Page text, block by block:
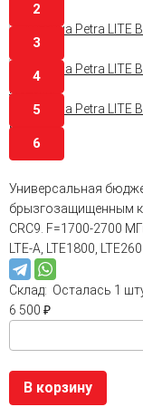
2
3
4
5
6
Универсальная
брызгозащищенным
CRC9. F=1700-2700
LTE-A, LTE1800,
Склад: Осталась 1
6 500 ₽
В корзину